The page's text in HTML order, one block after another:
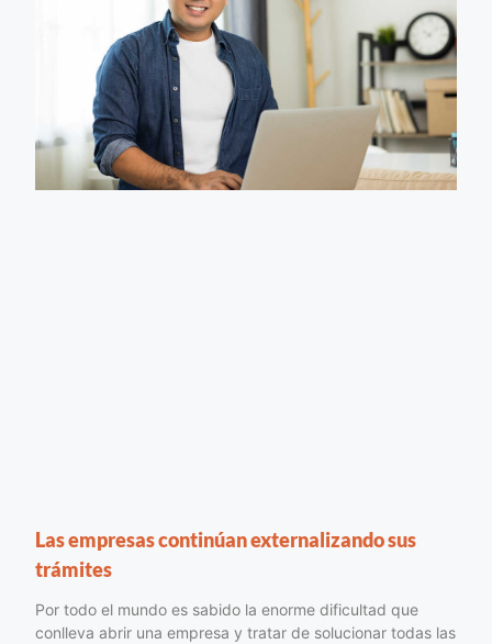
Las empresas continúan externalizando sus
trámites
Por todo el mundo es sabido la enorme dificultad que
conlleva abrir una empresa y tratar de solucionar todas las